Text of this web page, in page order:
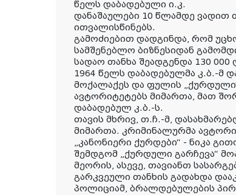
წელს დაბადებული ი.კ.
დანაშაულები 10 წლამდე ვადით
ითვალისწინებს.
გამოძიებით დადგინდა, რომ
სამშენებლო ბიზნესიდან
სადაო თანხა შეადგენდა 130 000
1964 წელს დაბადებულმა კ.ბ.-მ
მოქალაქეს და ფულის
ავტორიტეტებს მიმართა, მათ
დაბადებულ კ.ბ.-ს.
თავის მხრივ, თ.ჩ.-მ,
მიმართა. კრიმინალურმა
„კანონიერი ქურდები“ - ნიკა
შემდგომ „ქურდული გარჩევა“
მეორის, ასევე, თავიანთ
გარკვეული თანხის გადახდა
პოლიციამ, ბრალდებულების